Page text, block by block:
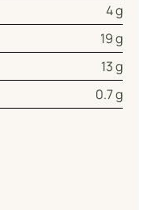
4 g
19 g
13 g
0.7 g